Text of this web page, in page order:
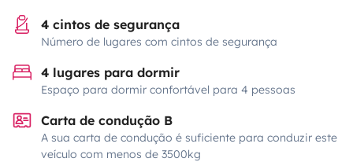
4 cintos de segurança
Número de lugares com cintos de segurança
4 lugares para dormir
Espaço para dormir confortável para 4 pessoas
Carta de condução B
A sua carta de condução é suficiente para conduzir este
veículo com menos de 3500kg